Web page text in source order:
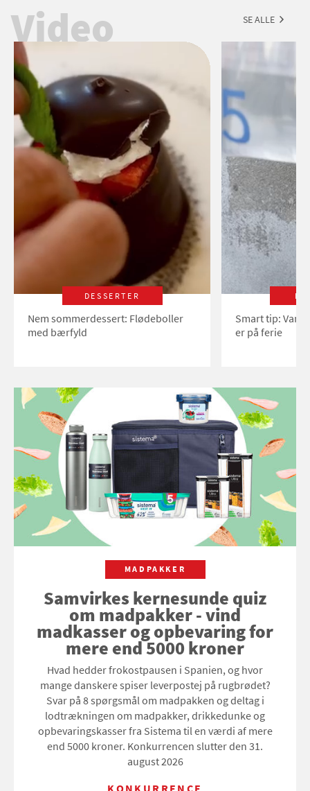
Video SE ALLE
DESSERTER
Nem sommerdessert: Flødeboller
med bærfyld
Smart tip:
er på ferie
MADPAKKER
Samvirkes kernesunde quiz
om madpakker - vind
madkasser og opbevaring for
mere end 5000 kroner
Hvad hedder frokostpausen i Spanien, og hvor
mange danskere spiser leverpostej på rugbrødet?
Svar på 8 spørgsmål om madpakken og deltag i
lodtrækningen om madpakker, drikkedunke og
opbevaringskasser fra Sistema til en værdi af mere
end 5000 kroner. Konkurrencen slutter den 31.
august 2026
KONKURRENCE